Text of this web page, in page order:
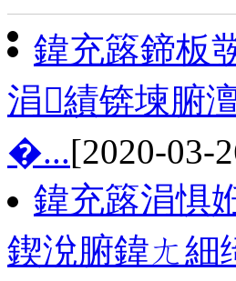
鍏充簬鍗板
涓績锛堜腑
�...[2020-03-
鍏充簬涓惧
鍥涗腑鍏ㄤ細